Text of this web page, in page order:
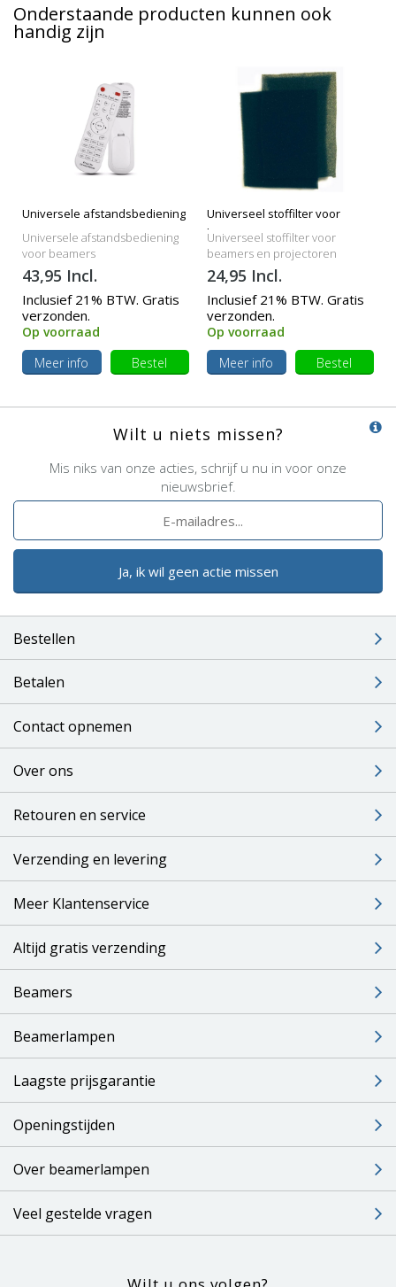
Onderstaande producten kunnen ook
handig zijn
Universele afstandsbediening
Universele afstandsbediening
voor beamers
43,95 Incl.
Inclusief 21% BTW. Gratis
verzonden.
Op voorraad
Meer info
Bestel
Universeel stoffilter voor
beamers
Universeel stoffilter voor
beamers en projectoren
24,95 Incl.
Inclusief 21% BTW. Gratis
verzonden.
Op voorraad
Meer info
Bestel
Wilt u niets missen?
Mis niks van onze acties, schrijf u nu in voor onze
nieuwsbrief.
Ja, ik wil geen actie missen
Bestellen
Betalen
Contact opnemen
Over ons
Retouren en service
Verzending en levering
Meer Klantenservice
Altijd gratis verzending
Beamers
Beamerlampen
Laagste prijsgarantie
Openingstijden
Over beamerlampen
Veel gestelde vragen